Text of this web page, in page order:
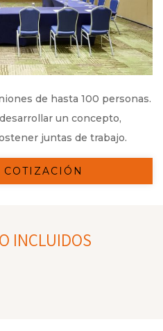
de hasta 100 personas.
un concepto,
juntas de trabajo.
INCLUIDOS